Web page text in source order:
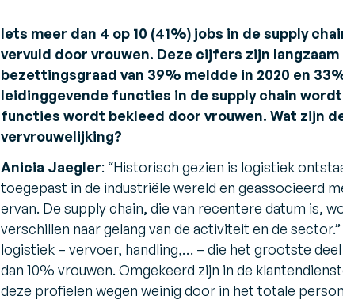
Iets meer dan 4 op 10 (41%) jobs in de supply
vervuld door vrouwen. Deze cijfers zijn
bezettingsgraad van 39% meldde in 2020 en
leidinggevende functies in de supply chain
functies wordt bekleed door vrouwen. Wat zijn
vervrouwelijking?
Anicia Jaegler: “Historisch gezien is logistiek
toegepast in de industriële wereld en geassocieerd
ervan. De supply chain, die van recentere datum is,
verschillen naar gelang van de activiteit en de sector.”
logistiek – vervoer, handling,… – die het grootste
dan 10% vrouwen. Omgekeerd zijn in de
deze profielen wegen weinig door in het totale